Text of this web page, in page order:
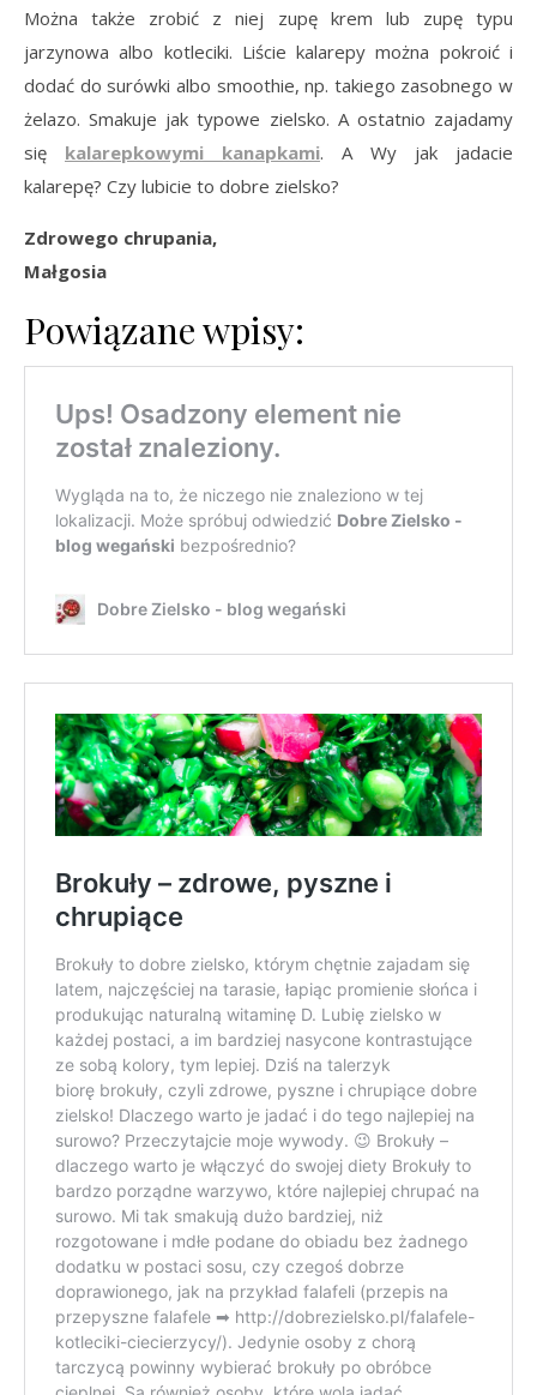
Można także zrobić z niej zupę krem lub zupę typu
jarzynowa albo kotleciki. Liście kalarepy można pokroić i
dodać do surówki albo smoothie, np. takiego zasobnego w
żelazo. Smakuje jak typowe zielsko. A ostatnio zajadamy
się kalarepkowymi kanapkami. A Wy jak jadacie
kalarepę? Czy lubicie to dobre zielsko?
Zdrowego chrupania,
Małgosia
Powiązane wpisy: